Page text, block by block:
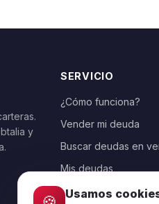
y
SERVICIO
¿Cómo funciona?
Vender mi deuda
Buscar deudas en
Mis deudas
Usamos